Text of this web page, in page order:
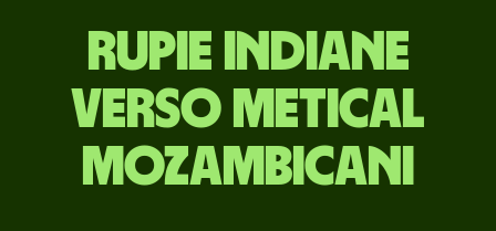
rupie indiane
verso metical
mozambicani